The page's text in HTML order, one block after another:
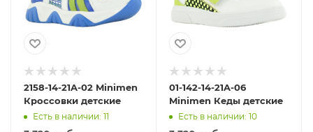
2158-14-21A-02 Minimen
Кроссовки детские
Есть в наличии: 11
01-142-14-21A-06
Minimen Кеды детские
Есть в наличии: 10